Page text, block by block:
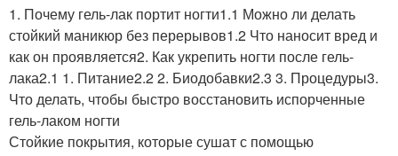
1. Почему гель-лак портит ногти1.1 Можно ли делать
стойкий маникюр без перерывов1.2 Что наносит вред и
как он проявляется2. Как укрепить ногти после гель-
лака2.1 1. Питание2.2 2. Биодобавки2.3 3. Процедуры3.
Что делать, чтобы быстро восстановить испорченные
гель-лаком ногти
Стойкие покрытия, которые сушат с помощью